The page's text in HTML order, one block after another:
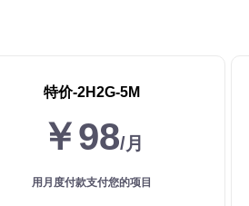
特价-2H2G-5M
￥98/月
用月度付款支付您的项目